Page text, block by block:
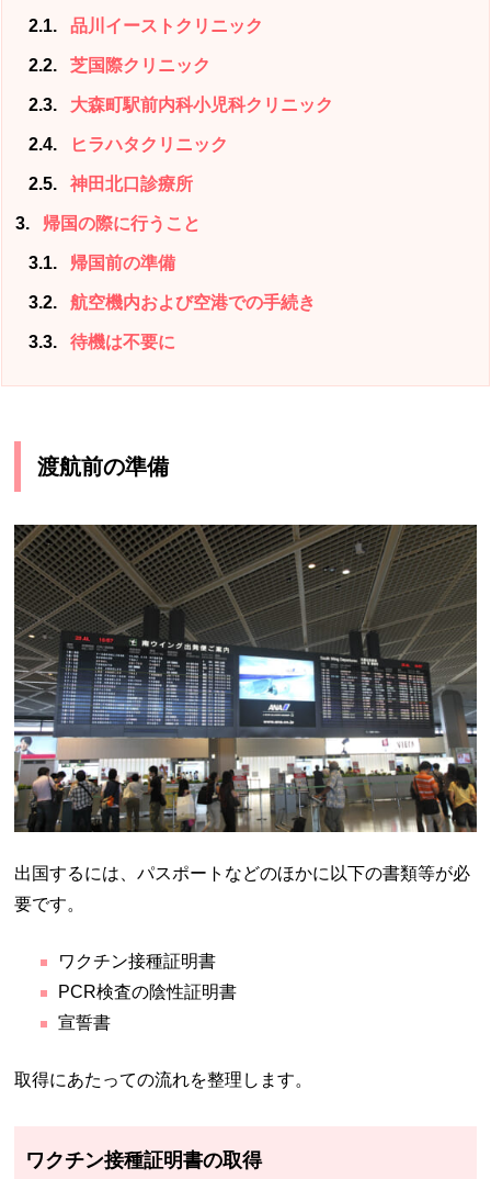
2.1 品川イーストクリニック
2.2 芝国際クリニック
2.3 大森町駅前内科小児科クリニック
2.4 ヒラハタクリニック
2.5 神田北口診療所
3 帰国の際に行うこと
3.1 帰国前の準備
3.2 航空機内および空港での手続き
3.3 待機は不要に
渡航前の準備
出国するには、パスポートなどのほかに以下の書類等が必
要です。
ワクチン接種証明書
PCR検査の陰性証明書
宣誓書
取得にあたっての流れを整理します。
ワクチン接種証明書の取得